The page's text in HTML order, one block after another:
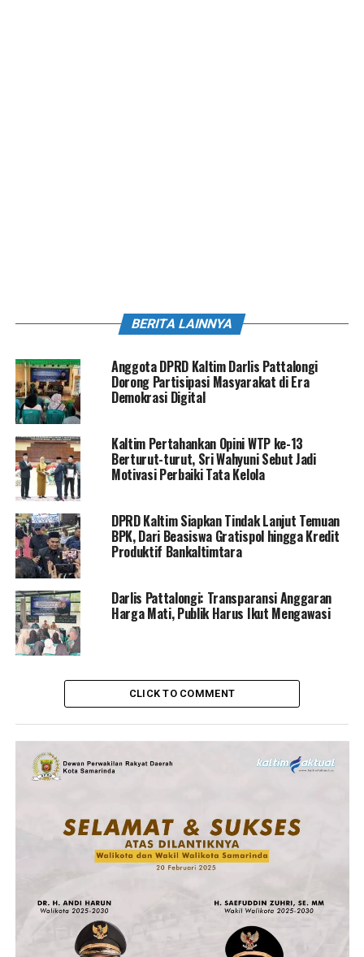
BERITA LAINNYA
Anggota DPRD Kaltim Darlis Pattalongi
Dorong Partisipasi Masyarakat di Era
Demokrasi Digital
Kaltim Pertahankan Opini WTP ke-13
Berturut-turut, Sri Wahyuni Sebut Jadi
Motivasi Perbaiki Tata Kelola
DPRD Kaltim Siapkan Tindak Lanjut Temuan
BPK, Dari Beasiswa Gratispol hingga Kredit
Produktif Bankaltimtara
Darlis Pattalongi: Transparansi Anggaran
Harga Mati, Publik Harus Ikut Mengawasi
CLICK TO COMMENT